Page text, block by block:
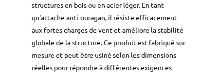
structures en bois ou en acier léger. En tant
qu'attache anti-ouragan, il résiste efficacement
aux fortes charges de vent et améliore la stabilité
globale de la structure. Ce produit est fabriqué sur
mesure et peut être usiné selon les dimensions
réelles pour répondre à différentes exigences